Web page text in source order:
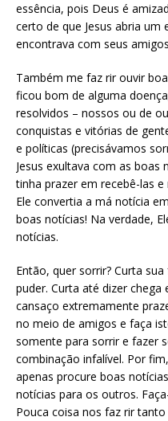
essência, pois Deus é
certo de que Jesus abria
encontrava com seus
Também me faz rir ouvir
ficou bom de alguma
resolvidos – nossos ou de
conquistas e vitórias de
e políticas (precisávamos
Jesus exultava com as boas
tinha prazer em recebê-las
Ele convertia a má notícia
boas notícias! Na verdade,
notícias.
Então, quer sorrir? Curta
puder. Curta até dizer
cansaço extremamente
no meio de amigos e faça
somente para sorrir e fazer
combinação infalível. Por
apenas procure boas
notícias para os outros.
Pouca coisa nos faz rir